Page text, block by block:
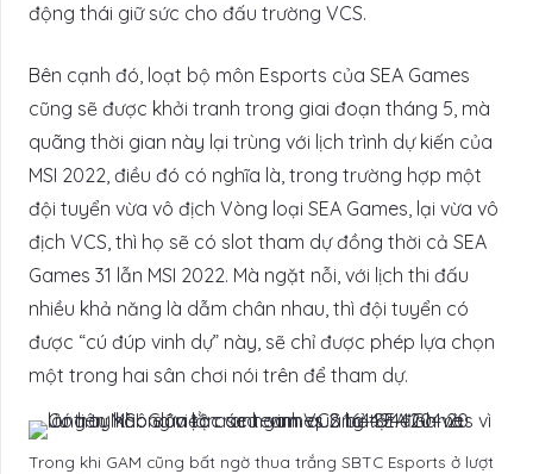
động thái giữ sức cho đấu trường VCS.
Bên cạnh đó, loạt bộ môn Esports của SEA Games
cũng sẽ được khởi tranh trong giai đoạn tháng 5, mà
quãng thời gian này lại trùng với lịch trình dự kiến của
MSI 2022, điều đó có nghĩa là, trong trường hợp một
đội tuyển vừa vô địch Vòng loại SEA Games, lại vừa vô
địch VCS, thì họ sẽ có slot tham dự đồng thời cả SEA
Games 31 lẫn MSI 2022. Mà ngặt nỗi, với lịch thi đấu
nhiều khả năng là dẫm chân nhau, thì đội tuyển có
được “cú đúp vinh dự” này, sẽ chỉ được phép lựa chọn
một trong hai sân chơi nói trên để tham dự.
Trong khi GAM cũng bất ngờ thua trắng SBTC Esports ở lượt